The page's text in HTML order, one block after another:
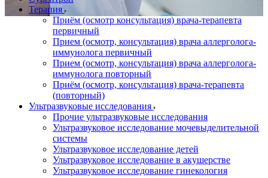
Терапия
Приём (осмотр консультация) врача-терапевта
первичный
Прием (осмотр, консультация) врача аллерголога-
иммунолога первичный
Прием (осмотр, консультация) врача аллерголога-
иммунолога повторный
Приём (осмотр, консультация) врача-терапевта
(повторный)
Ультразвуковые исследования
Прочие ультразвуковые исследования
Ультразвуковое исследование мочевыделительной
системы
Ультразвуковое исследование детей
Ультразвуковое исследование в акушерстве
Ультразвуковое исследование гинекология